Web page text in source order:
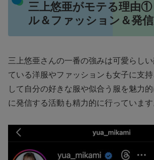
三上悠亜がモテる理由①
ル＆ファッション＆発
三上悠亜さんの一番の強みは可愛らし
ている洋服やファッションも女子に支
して自分の好きな服や似合う服を魅力
に発信する活動も精力的に行っています